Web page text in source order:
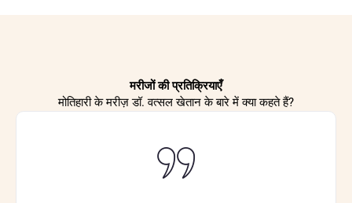
मरीजों की प्रतिक्रियाएँ
मोतिहारी के मरीज़ डॉ. वत्सल खेतान के बारे में क्या कहते हैं?